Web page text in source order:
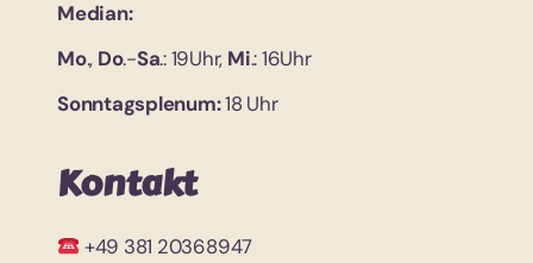
Median:
Mo., Do.-Sa.: 19Uhr, Mi.: 16Uhr
Sonntagsplenum:18 Uhr
Kontakt
+49 381 20368947